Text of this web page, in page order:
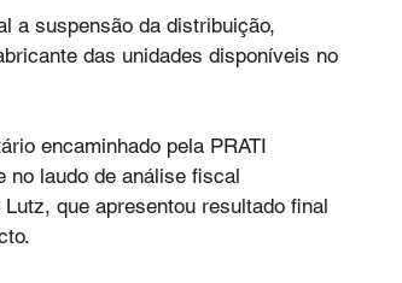
a suspensão da distribuição,
das unidades disponíveis no
encaminhado pela PRATI
no laudo de análise fiscal
que apresentou resultado final